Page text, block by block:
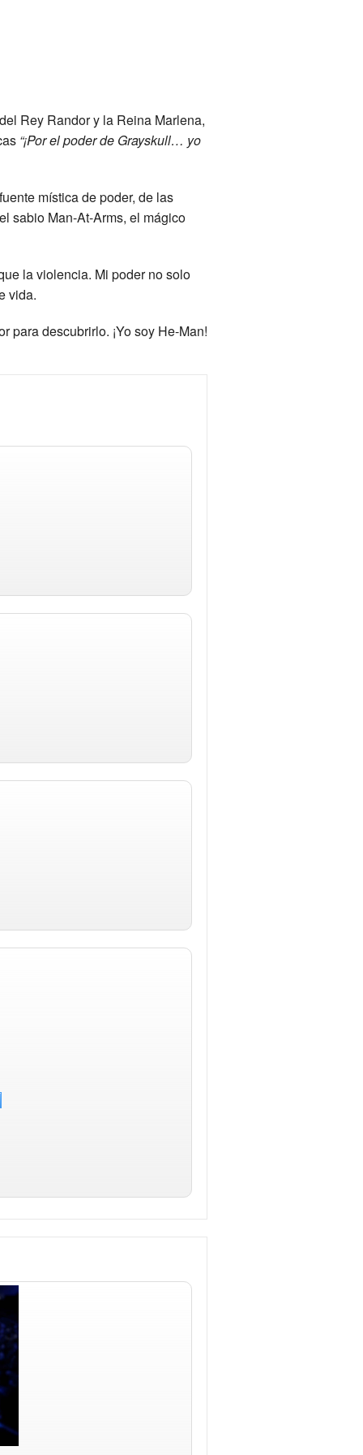
Rey Randor y la Reina Marlena,
“¡Por el poder de Grayskull… yo
mística de poder, de las
sabio Man-At-Arms, el mágico
la violencia. Mi poder no solo
vida.
descubrirlo. ¡Yo soy He-Man!